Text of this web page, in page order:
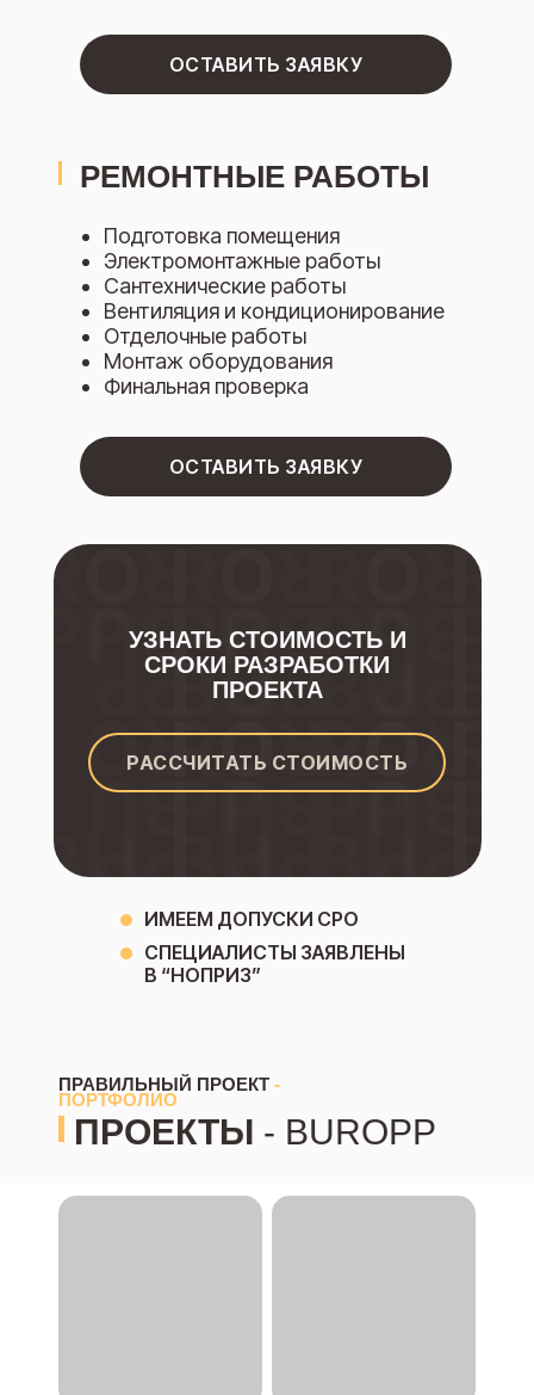
ОСТАВИТЬ ЗАЯВКУ
РЕМОНТНЫЕ РАБОТЫ
ОСТАВИТЬ ЗАЯВКУ
Подготовка помещения
Электромонтажные работы
Сантехнические работы
Вентиляция и кондиционирование
Отделочные работы
Монтаж оборудования
Финальная проверка
УЗНАТЬ СТОИМОСТЬ И
СРОКИ РАЗРАБОТКИ
ПРОЕКТА
РАССЧИТАТЬ СТОИМОСТЬ
СПЕЦИАЛИСТЫ ЗАЯВЛЕНЫ
В “НОПРИЗ”
ИМЕЕМ ДОПУСКИ СРО
ПРОЕКТЫ - BUROPP
ПРАВИЛЬНЫЙ ПРОЕКТ -
ПОРТФОЛИО